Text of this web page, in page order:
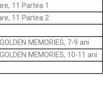
11 Partea 1
11 Partea 2
MEMORIES, 7-9 ani
MEMORIES, 10-11 ani